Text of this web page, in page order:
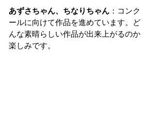
あずさちゃん、ちなりちゃん ：コンク
ールに向けて作品を進めています。ど
んな素晴らしい作品が出来上がるのか
楽しみです。